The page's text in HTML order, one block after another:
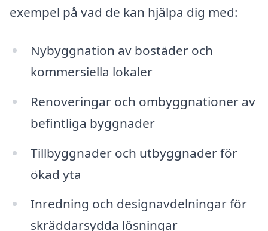
exempel på vad de kan hjälpa dig med:
Nybyggnation av bostäder och
kommersiella lokaler
Renoveringar och ombyggnationer av
befintliga byggnader
Tillbyggnader och utbyggnader för
ökad yta
Inredning och designavdelningar för
skräddarsydda lösningar